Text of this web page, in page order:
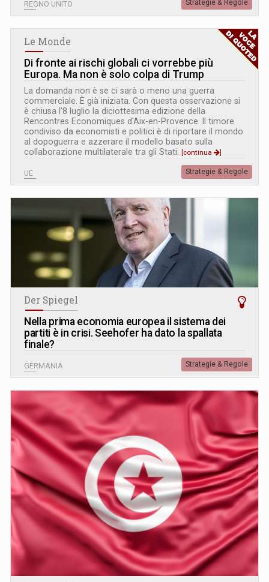
REGNO UNITO Strategie & Regole
Le Monde
Di fronte ai rischi globali ci vorrebbe più
Europa. Ma non è solo colpa di Trump
La domanda non è se ci sarà o meno una guerra
commerciale. È già iniziata. Con questa osservazione si
è chiusa l’8 luglio la diciottesima edizione della
Rencontres Economiques d'Aix-en-Provence. Il timore
condiviso da economisti e politici è di riportare il mondo
al dopoguerra e azzerare il modello basato sulla
collaborazione multilaterale tra gli Stati. [continua ]
UE Strategie & Regole
Der Spiegel
Nella prima economia europea il sistema dei
partiti è in crisi. Seehofer ha dato la spallata
finale?
GERMANIA Strategie & Regole